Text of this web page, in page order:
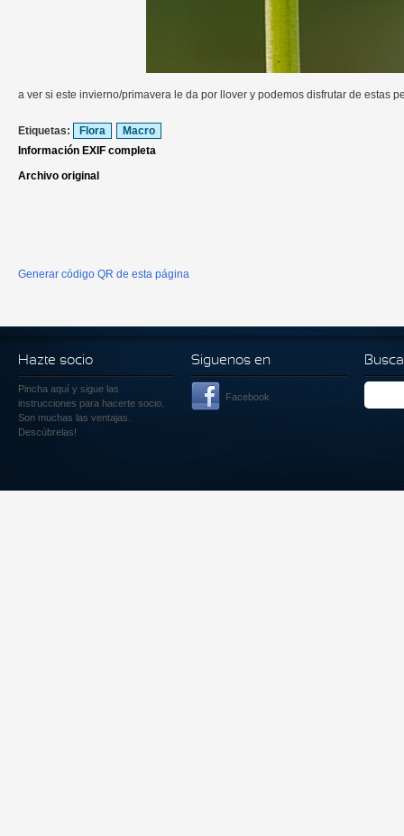
a ver si este invierno/primavera le da por llover y podemos disfrutar de estas
Etiquetas: Flora
Macro
Información EXIF completa
Archivo original
Generar código QR de esta página
Hazte socio
Pincha aquí y sigue las
instrucciones para hacerte socio.
Son muchas las ventajas.
Descúbrelas!
Siguenos en
Facebook